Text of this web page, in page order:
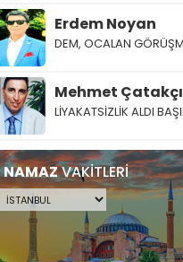
Erdem Noyan
DEM, OCALAN
Mehmet Çatakçı
LİYAKATSİZLİK ALDI
NAMAZVAKİTLERİ